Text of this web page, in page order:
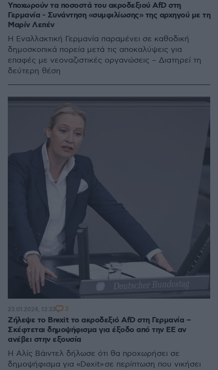
Υποχωρούν τα ποσοστά του ακροδεξιού AfD στη
Γερμανία - Συνάντηση «συμφιλίωσης» της αρχηγού με τη
Μαρίν Λεπέν
Η Εναλλακτική Γερμανία παραμένει σε καθοδική
δημοσκοπικά πορεία μετά τις αποκαλύψεις για
επαφές με νεοναζιστικές οργανώσεις – Διατηρεί τη
δεύτερη θέση
Ζήλεψε το Brexit το ακροδεξιό AfD στη Γερμανία –
Σκέφτεται δημοψήφισμα για έξοδο από την ΕΕ αν
ανέβει στην εξουσία
Η Αλίς Βάιντελ δήλωσε ότι θα προχωρήσει σε
δημοψήφισμα για «Dexit» σε περίπτωση που νικήσει
23.01.2024, 13:33 2